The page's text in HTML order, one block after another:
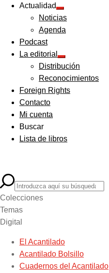
Actualidad
Expandir
el
menú
hijo
Noticias
Agenda
Podcast
La editorial
Expandir
el
menú
hijo
Distribución
Reconocimientos
Foreign Rights
Contacto
Mi cuenta
Buscar
Lista de libros
Colecciones
Temas
Digital
El Acantilado
Acantilado Bolsillo
Cuadernos del Acantilado